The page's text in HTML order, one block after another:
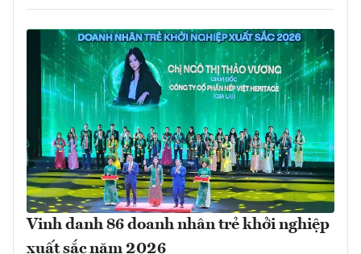
Vinh danh 86 doanh nhân trẻ khởi nghiệp
xuất sắc năm 2026